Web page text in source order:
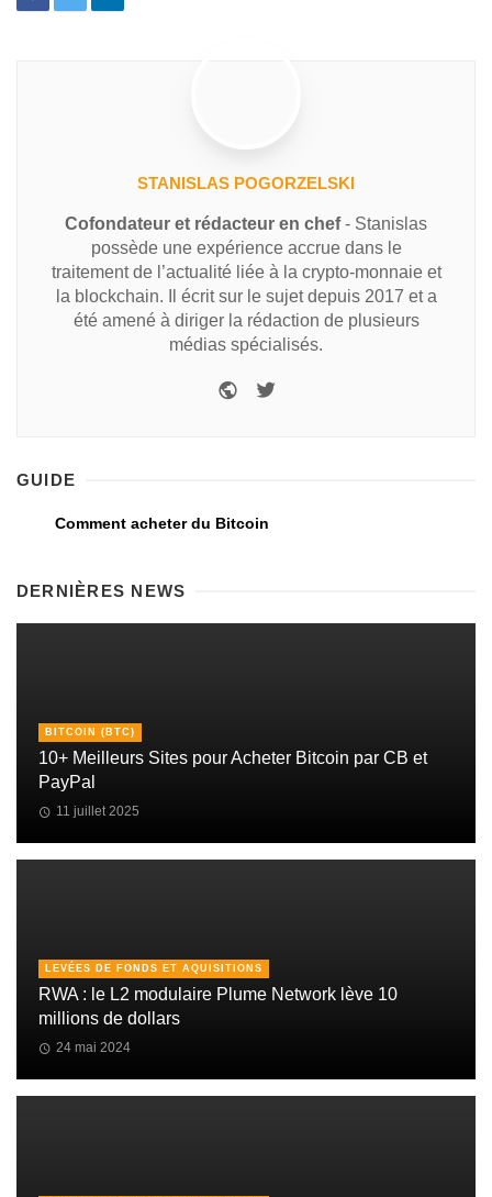
STANISLAS POGORZELSKI
Cofondateur et rédacteur en chef- Stanislas
possède une expérience accrue dans le
traitement de l’actualité liée à la crypto-monnaie et
la blockchain. Il écrit sur le sujet depuis 2017 et a
été amené à diriger la rédaction de plusieurs
médias spécialisés.
GUIDE
Comment acheter du Bitcoin
DERNIÈRES NEWS
BITCOIN (BTC)
10+ Meilleurs Sites pour Acheter Bitcoin par CB et
PayPal
11 juillet 2025
LEVÉES DE FONDS ET AQUISITIONS
RWA : le L2 modulaire Plume Network lève 10
millions de dollars
24 mai 2024